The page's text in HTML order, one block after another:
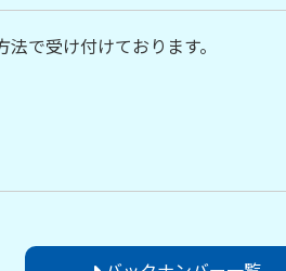
で受け付けております。